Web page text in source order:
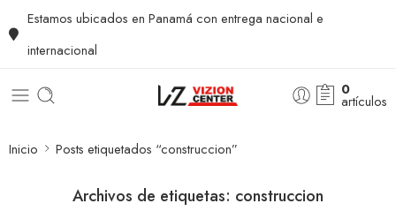
Estamos ubicados en Panamá con entrega nacional e
internacional
0
artículos
Inicio Posts etiquetados “construccion”
Archivos de etiquetas: construccion